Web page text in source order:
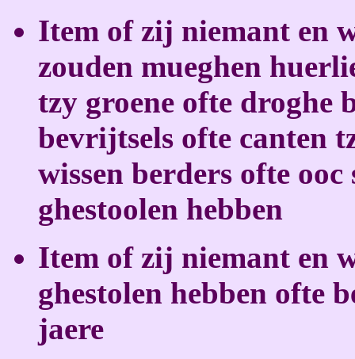
Item of zij niemant en
zouden mueghen
tzy groene ofte droghe
bevrijtsels ofte canten
wissen berders ofte
ghestoolen hebben
Item of zij niemant en
ghestolen hebben ofte
jaere